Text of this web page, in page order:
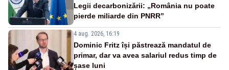
Legii decarbonizării: „România nu poate
pierde miliarde din PNRR”
4 aug. 2026, 16:19
Dominic Fritz își păstrează mandatul de
primar, dar va avea salariul redus timp de
șase luni